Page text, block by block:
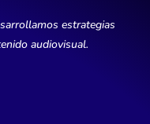
estrategias
audiovisual.